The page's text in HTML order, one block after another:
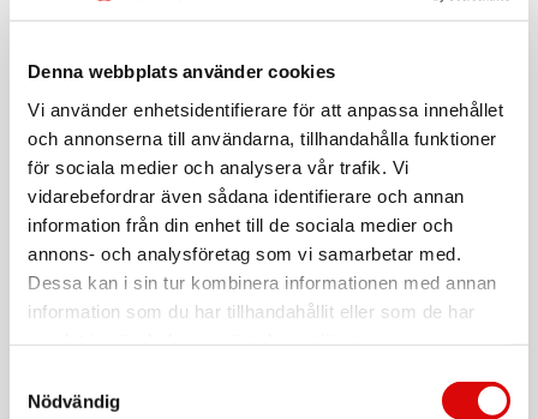
Denna webbplats använder cookies
Vi använder enhetsidentifierare för att anpassa innehållet
och annonserna till användarna, tillhandahålla funktioner
för sociala medier och analysera vår trafik. Vi
vidarebefordrar även sådana identifierare och annan
information från din enhet till de sociala medier och
annons- och analysföretag som vi samarbetar med.
Dessa kan i sin tur kombinera informationen med annan
information som du har tillhandahållit eller som de har
Nödvändig
Beskrivning
Tillv. art. nr:B67915
EAN-kod:
4211125679156
10
Smiley gubbar som visar när det är rätt luftfuktighet i